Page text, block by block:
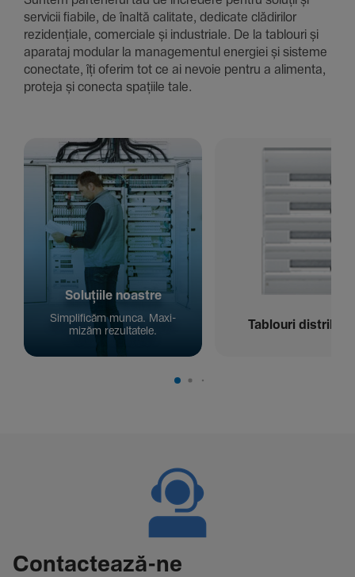
servicii fiabile, de înaltă cali­tate, dedi­cate clădi­rilor
rezi­den­țiale, comer­ciale și indus­triale. De la tablouri și
aparataj modular la managementul energiei și sisteme
conec­tate, îți oferim tot ce ai nevoie pentru a alimenta,
proteja și conecta spațiile tale.
Solu­țiile noastre
Simpli­ficăm munca. Maxi­
mizăm rezul­ta­tele.
Tablouri
Contac­tează-ne